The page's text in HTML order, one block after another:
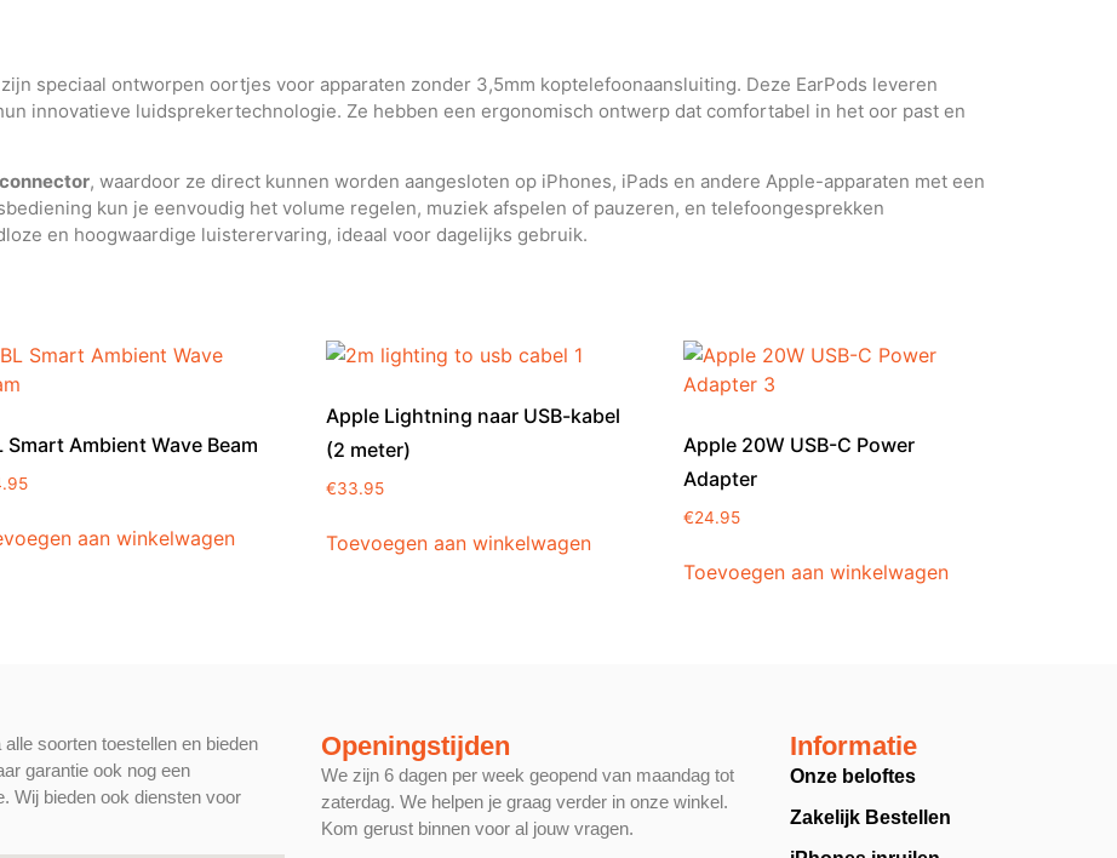
zijn speciaal ontworpen oortjes voor apparaten zonder 3,5mm koptelefoonaansluiting. Deze EarPods leveren
innovatieve luidsprekertechnologie. Ze hebben een ergonomisch ontwerp dat comfortabel in het oor past en
, waardoor ze direct kunnen worden aangesloten op iPhones, iPads en andere Apple-apparaten met een
kun je eenvoudig het volume regelen, muziek afspelen of pauzeren, en telefoongesprekken
en hoogwaardige luisterervaring, ideaal voor dagelijks gebruik.
Smart Ambient Wave Beam
aan winkelwagen
Apple Lightning naar USB-kabel
(2 meter)
€33.95
Toevoegen aan winkelwagen
Apple 20W USB-C Power
Adapter
€24.95
Toevoegen aan winkelwagen
soorten toestellen en bieden
garantie ook nog een
Wij bieden ook diensten voor
Openingstijden
We zijn 6 dagen per week geopend van maandag tot
zaterdag. We helpen je graag verder in onze winkel.
Kom gerust binnen voor al jouw vragen.
Informatie
Onze beloftes
Zakelijk Bestellen